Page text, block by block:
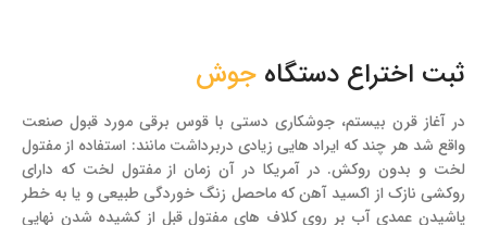
ثبت اختراع دستگاه جوش
در آغاز قرن بیستم، جوشکاری دستی با قوس برقی مورد قبول صنعت
واقع شد هر چند که ایراد هایی زیادی دربرداشت مانند: استفاده از مفتول
لخت و بدون روکش. در آمریکا در آن زمان از مفتول لخت که دارای
روکشی نازک از اکسید آهن که ماحصل زنگ خوردگی طبیعی و یا به خطر
پاشیدن عمدی آب بر روی کلاف های مفتول قبل از کشیده شدن نهایی